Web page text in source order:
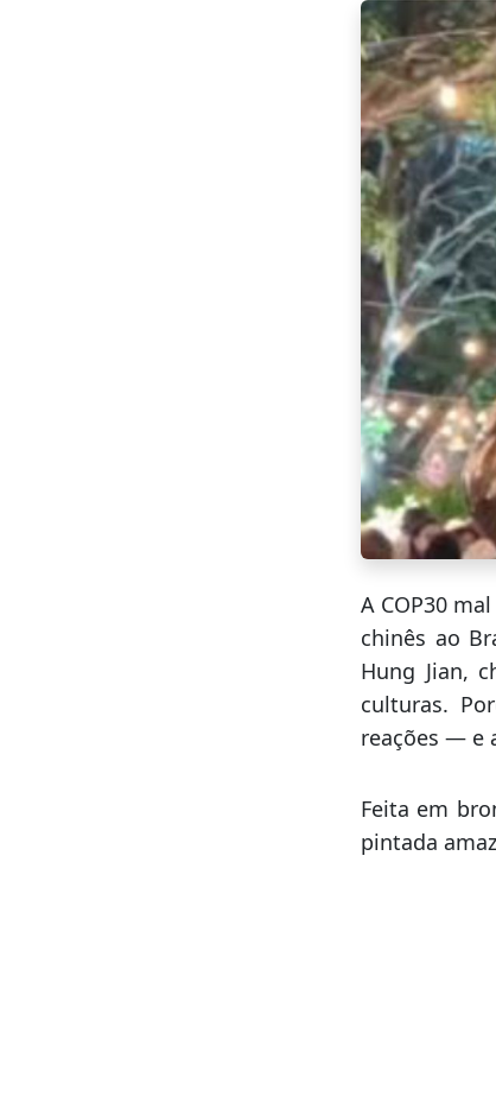
A COP30
chinês ao
Hung Jian,
culturas.
reações — e
Feita em
pintada